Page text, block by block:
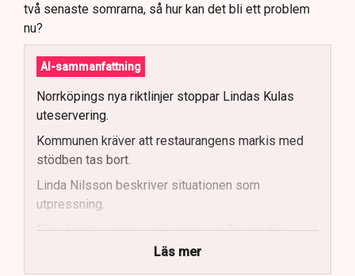
två senaste somrarna, så hur kan det bli ett problem
nu?
AI-sammanfattning
Norrköpings nya riktlinjer stoppar Lindas Kulas
uteservering.
Kommunen kräver att restaurangens markis med
stödben tas bort.
Linda Nilsson beskriver situationen som
utpressning.
Flera krögare kritiserar kommunen för otydlig
Läs mer